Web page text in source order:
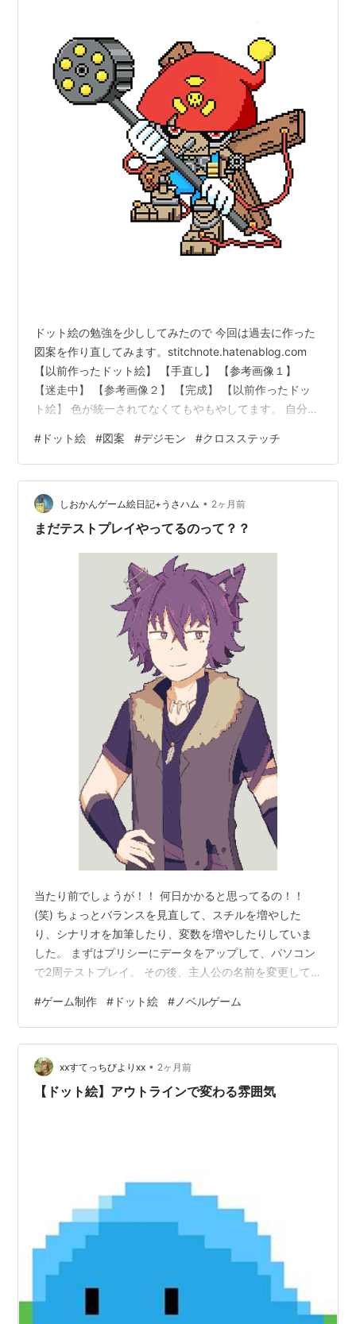
ドット絵の勉強を少ししてみたので 今回は過去に作った
図案を作り直してみます。stitchnote.hatenablog.com
【以前作ったドット絵】 【手直し】 【参考画像１】
【迷走中】 【参考画像２】 【完成】 【以前作ったドッ
ト絵】 色が統一されてなくてもやもやしてます。 自分で
色を影と分けてすっきりさせてみました。 ついでにリボ
ルバー型ハンマーが裏側を見せていたので正面に変更。
鼻も2段にしてデフォルメ。かわいくなったよ。 【参考
画像１】 大元の参考画像がこちらです。ここから既にハ
ンマーは裏側見せてますね…。 持ちにくそうなのでせ…
# ドット絵 #図案 #デジモン #クロスステッチ
しおかんゲーム絵日記+うさハム • 2ヶ月前
まだテストプレイやってるのって？？
当たり前でしょうが！！ 何日かかると思ってるの！！
(笑) ちょっとバランスを見直して、スチルを増やした
り、シナリオを加筆したり、変数を増やしたりしていま
した。 まずはプリシーにデータをアップして、パソコン
で2周テストプレイ。 その後、主人公の名前を変更して
度ティラノビルダーに戻って修正します。 その場で直さ
ないと絶対に忘れる！！ 自分を信用してはいけない！！
修正が終わったら、また新しいデータを書き出して再ア
ップロード。 そしてまた最初からプレイ。 これを繰り返
します。 ただし、ここらへんまで来ると目が誤字脱字を
#ゲーム制作 # ドット絵 # ノベルゲーム
xxすてっちびよりxx • 2ヶ月前
【ドット絵】アウトラインで変わる雰囲気